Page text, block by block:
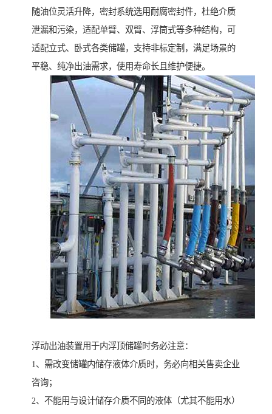
随油位灵活升降，密封系统选用耐腐密封件，杜绝介质
泄漏和污染，适配单臂、双臂、浮筒式等多种结构，可
适配立式、卧式各类储罐，支持非标定制，满足场景的
平稳、纯净出油需求，使用寿命长且维护便捷。
浮动出油装置用于内浮顶储罐时务必注意：
1、需改变储罐内储存液体介质时，务必向相关售卖企业
咨询；
2、不能用与设计储存介质不同的液体（尤其不能用水）